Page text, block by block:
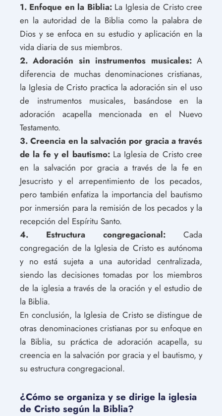
1. Enfoque en la Biblia:La Iglesia de Cristo cree
en la autoridad de la Biblia como la palabra de
Dios y se enfoca en su estudio y aplicación en la
vida diaria de sus miembros.
2. Adoración sin instrumentos musicales:A
diferencia de muchas denominaciones cristianas,
la Iglesia de Cristo practica la adoración sin el uso
de instrumentos musicales, basándose en la
adoración acapella mencionada en el Nuevo
Testamento.
3. Creencia en la salvación por gracia a través
de la fe y el bautismo:La Iglesia de Cristo cree
en la salvación por gracia a través de la fe en
Jesucristo y el arrepentimiento de los pecados,
pero también enfatiza la importancia del bautismo
por inmersión para la remisión de los pecados y la
recepción del Espíritu Santo.
4. Estructura congregacional: Cada
congregación de la Iglesia de Cristo es autónoma
y no está sujeta a una autoridad centralizada,
siendo las decisiones tomadas por los miembros
de la iglesia a través de la oración y el estudio de
la Biblia.
En conclusión, la Iglesia de Cristo se distingue de
otras denominaciones cristianas por su enfoque en
la Biblia, su práctica de adoración acapella, su
creencia en la salvación por gracia y el bautismo, y
su estructura congregacional.
¿Cómo se organiza y se dirige la iglesia
de Cristo según la Biblia?